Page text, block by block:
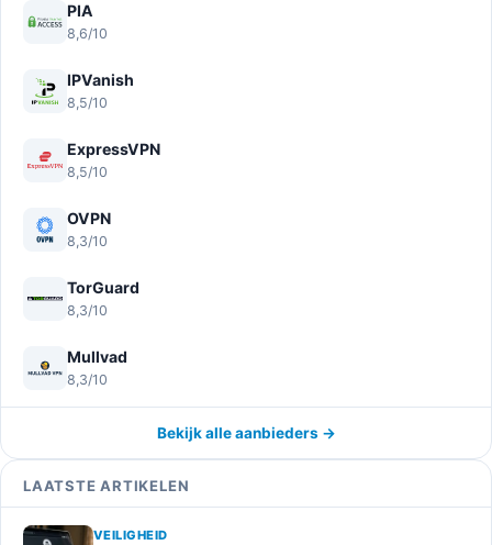
PIA
8,6/10
IPVanish
8,5/10
ExpressVPN
8,5/10
OVPN
8,3/10
TorGuard
8,3/10
Mullvad
8,3/10
Bekijk alle aanbieders →
LAATSTE ARTIKELEN
VEILIGHEID